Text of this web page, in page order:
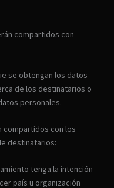
compartidos con
se obtengan los datos
de los destinatarios o
personales.
compartidos con los
destinatarios:
tenga la intención
país u organización